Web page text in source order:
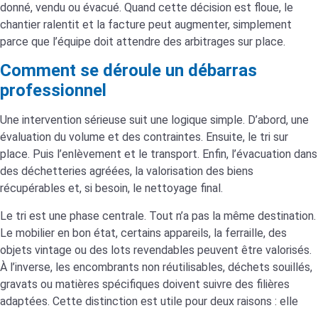
donné, vendu ou évacué. Quand cette décision est floue, le
chantier ralentit et la facture peut augmenter, simplement
parce que l’équipe doit attendre des arbitrages sur place.
Comment se déroule un débarras
professionnel
Une intervention sérieuse suit une logique simple. D’abord, une
évaluation du volume et des contraintes. Ensuite, le tri sur
place. Puis l’enlèvement et le transport. Enfin, l’évacuation dans
des déchetteries agréées, la valorisation des biens
récupérables et, si besoin, le nettoyage final.
Le tri est une phase centrale. Tout n’a pas la même destination.
Le mobilier en bon état, certains appareils, la ferraille, des
objets vintage ou des lots revendables peuvent être valorisés.
À l’inverse, les encombrants non réutilisables, déchets souillés,
gravats ou matières spécifiques doivent suivre des filières
adaptées. Cette distinction est utile pour deux raisons : elle